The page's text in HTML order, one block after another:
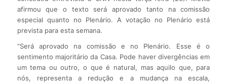
afirmou que o texto será aprovado tanto na comissão
especial quanto no Plenário. A votação no Plenário está
prevista para esta semana.
“Será aprovado na comissão e no Plenário. Esse é o
sentimento majoritário da Casa. Pode haver divergências em
um tema ou outro, o que é natural, mas aquilo que, para
nós, representa a redução e a mudança na escala,